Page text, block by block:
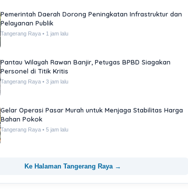
Pemprov Banten Resmikan Program Penguatan Ekonomi
Daerah
Banten • 2 jam lalu
Dinas Pariwisata Banten Pacu Kunjungan Wisatawan Lokal
Banten • 4 jam lalu
Perbaikan Jalan Lintas Provinsi Target Selesai Bulan Ini
Banten • 6 jam lalu
Ke Halaman Banten →